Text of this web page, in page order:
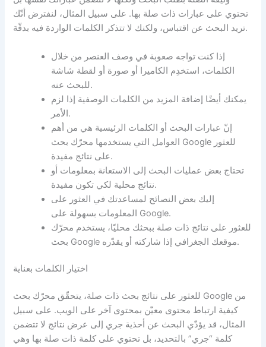
تحتوي على عبارات ذات صلة بها. على سبيل المثال، لنفترض أنّك
تريد البحث عن اقتباس، ولكنك لا تتذكر الكلمات الواردة فيه بدقّة.
إذا كنت تواجه صعوبة في وصف العنصر من خلال
الكلمات، استخدِم الكاميرا أو صورة أو لقطة شاشة
للبحث عنه.
يمكنك أيضًا إضافة المزيد من الكلمات الوصفية إذا لزم
الأمر.
إنّ عبارات البحث أو الكلمات الرئيسية هي من أهم
العوامل التي يستخدمها محرّك بحث Google للعثور
على نتائج مفيدة.
تحتاج بعض عمليات البحث إلى الاستعانة بمعلومات أو
نتائج محلية لكي تكون مفيدة.
إليك بعض النصائح لمساعدتك في العثور على
المعلومات بسهولة على Google.
للعثور على نتائج ذات صلة ببحثك محليًا، يستخدم محرّك
بحث Google موقعك الجغرافي إذا شاركته أو يقدّره.
اختيار الكلمات بعناية
للعثور على نتائج بحث ذات صلة، يتحقّق محرّك بحث Google من
كيفية ارتباط محتوى معيّن بمحتوى آخر على الويب. على سبيل
المثال، قد يؤدّي البحث عن أحذية جري إلى عرض نتائج لا تتضمن
كلمة “جري” بالتحديد، بل تحتوي على كلمة ذات صلة بها وهي